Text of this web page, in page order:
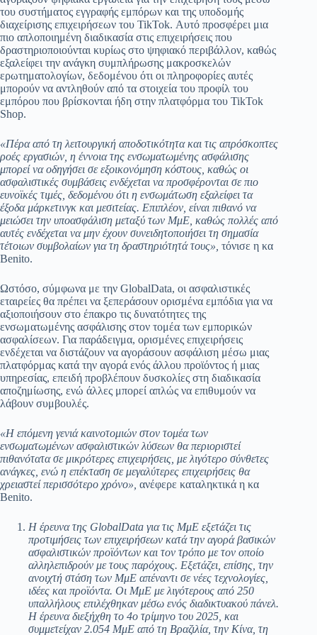
του συστήματος εγγραφής εμπόρων και της υποδομής
διαχείρισης επιχειρήσεων του TikTok. Αυτό προσφέρει μια
πιο απλοποιημένη διαδικασία στις επιχειρήσεις που
δραστηριοποιούνται κυρίως στο ψηφιακό περιβάλλον, καθώς
εξαλείφει την ανάγκη συμπλήρωσης μακροσκελών
ερωτηματολογίων, δεδομένου ότι οι πληροφορίες αυτές
μπορούν να αντληθούν από τα στοιχεία του προφίλ του
εμπόρου που βρίσκονται ήδη στην πλατφόρμα του TikTok
Shop.
«Πέρα από τη λειτουργική αποδοτικότητα και τις απρόσκοπτες
ροές εργασιών, η έννοια της ενσωματωμένης ασφάλισης
μπορεί να οδηγήσει σε εξοικονόμηση κόστους, καθώς οι
ασφαλιστικές συμβάσεις ενδέχεται να προσφέρονται σε πιο
ευνοϊκές τιμές, δεδομένου ότι η ενσωμάτωση εξαλείφει τα
έξοδα μάρκετινγκ και μεσιτείας. Επιπλέον, είναι πιθανό να
μειώσει την υποασφάλιση μεταξύ των ΜμΕ, καθώς πολλές από
αυτές ενδέχεται να μην έχουν συνειδητοποιήσει τη σημασία
τέτοιων συμβολαίων για τη δραστηριότητά τους», τόνισε η κα
Benito.
Ωστόσο, σύμφωνα με την GlobalData, οι ασφαλιστικές
εταιρείες θα πρέπει να ξεπεράσουν ορισμένα εμπόδια για να
αξιοποιήσουν στο έπακρο τις δυνατότητες της
ενσωματωμένης ασφάλισης στον τομέα των εμπορικών
ασφαλίσεων. Για παράδειγμα, ορισμένες επιχειρήσεις
ενδέχεται να διστάζουν να αγοράσουν ασφάλιση μέσω μιας
πλατφόρμας κατά την αγορά ενός άλλου προϊόντος ή μιας
υπηρεσίας, επειδή προβλέπουν δυσκολίες στη διαδικασία
αποζημίωσης, ενώ άλλες μπορεί απλώς να επιθυμούν να
λάβουν συμβουλές.
«Η επόμενη γενιά καινοτομιών στον τομέα των
ενσωματωμένων ασφαλιστικών λύσεων θα περιοριστεί
πιθανότατα σε μικρότερες επιχειρήσεις, με λιγότερο σύνθετες
ανάγκες, ενώ η επέκταση σε μεγαλύτερες επιχειρήσεις θα
χρειαστεί περισσότερο χρόνο», ανέφερε καταληκτικά η κα
Benito.
Η έρευνα της GlobalData για τις ΜμΕ εξετάζει τις
προτιμήσεις των επιχειρήσεων κατά την αγορά βασικών
ασφαλιστικών προϊόντων και τον τρόπο με τον οποίο
αλληλεπιδρούν με τους παρόχους. Εξετάζει, επίσης, την
ανοιχτή στάση των ΜμΕ απέναντι σε νέες τεχνολογίες,
ιδέες και προϊόντα. Οι ΜμΕ με λιγότερους από 250
υπαλλήλους επιλέχθηκαν μέσω ενός διαδικτυακού πάνελ.
Η έρευνα διεξήχθη το 4ο τρίμηνο του 2025, και
συμμετείχαν 2.054 ΜμΕ από τη Βραζιλία, την Κίνα, τη